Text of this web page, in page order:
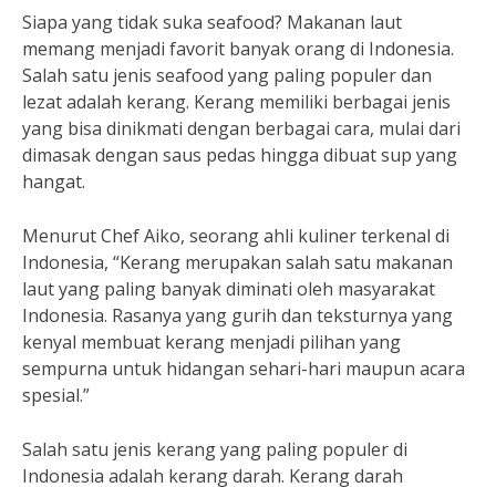
Siapa yang tidak suka seafood? Makanan laut
memang menjadi favorit banyak orang di Indonesia.
Salah satu jenis seafood yang paling populer dan
lezat adalah kerang. Kerang memiliki berbagai jenis
yang bisa dinikmati dengan berbagai cara, mulai dari
dimasak dengan saus pedas hingga dibuat sup yang
hangat.
Menurut Chef Aiko, seorang ahli kuliner terkenal di
Indonesia, “Kerang merupakan salah satu makanan
laut yang paling banyak diminati oleh masyarakat
Indonesia. Rasanya yang gurih dan teksturnya yang
kenyal membuat kerang menjadi pilihan yang
sempurna untuk hidangan sehari-hari maupun acara
spesial.”
Salah satu jenis kerang yang paling populer di
Indonesia adalah kerang darah. Kerang darah